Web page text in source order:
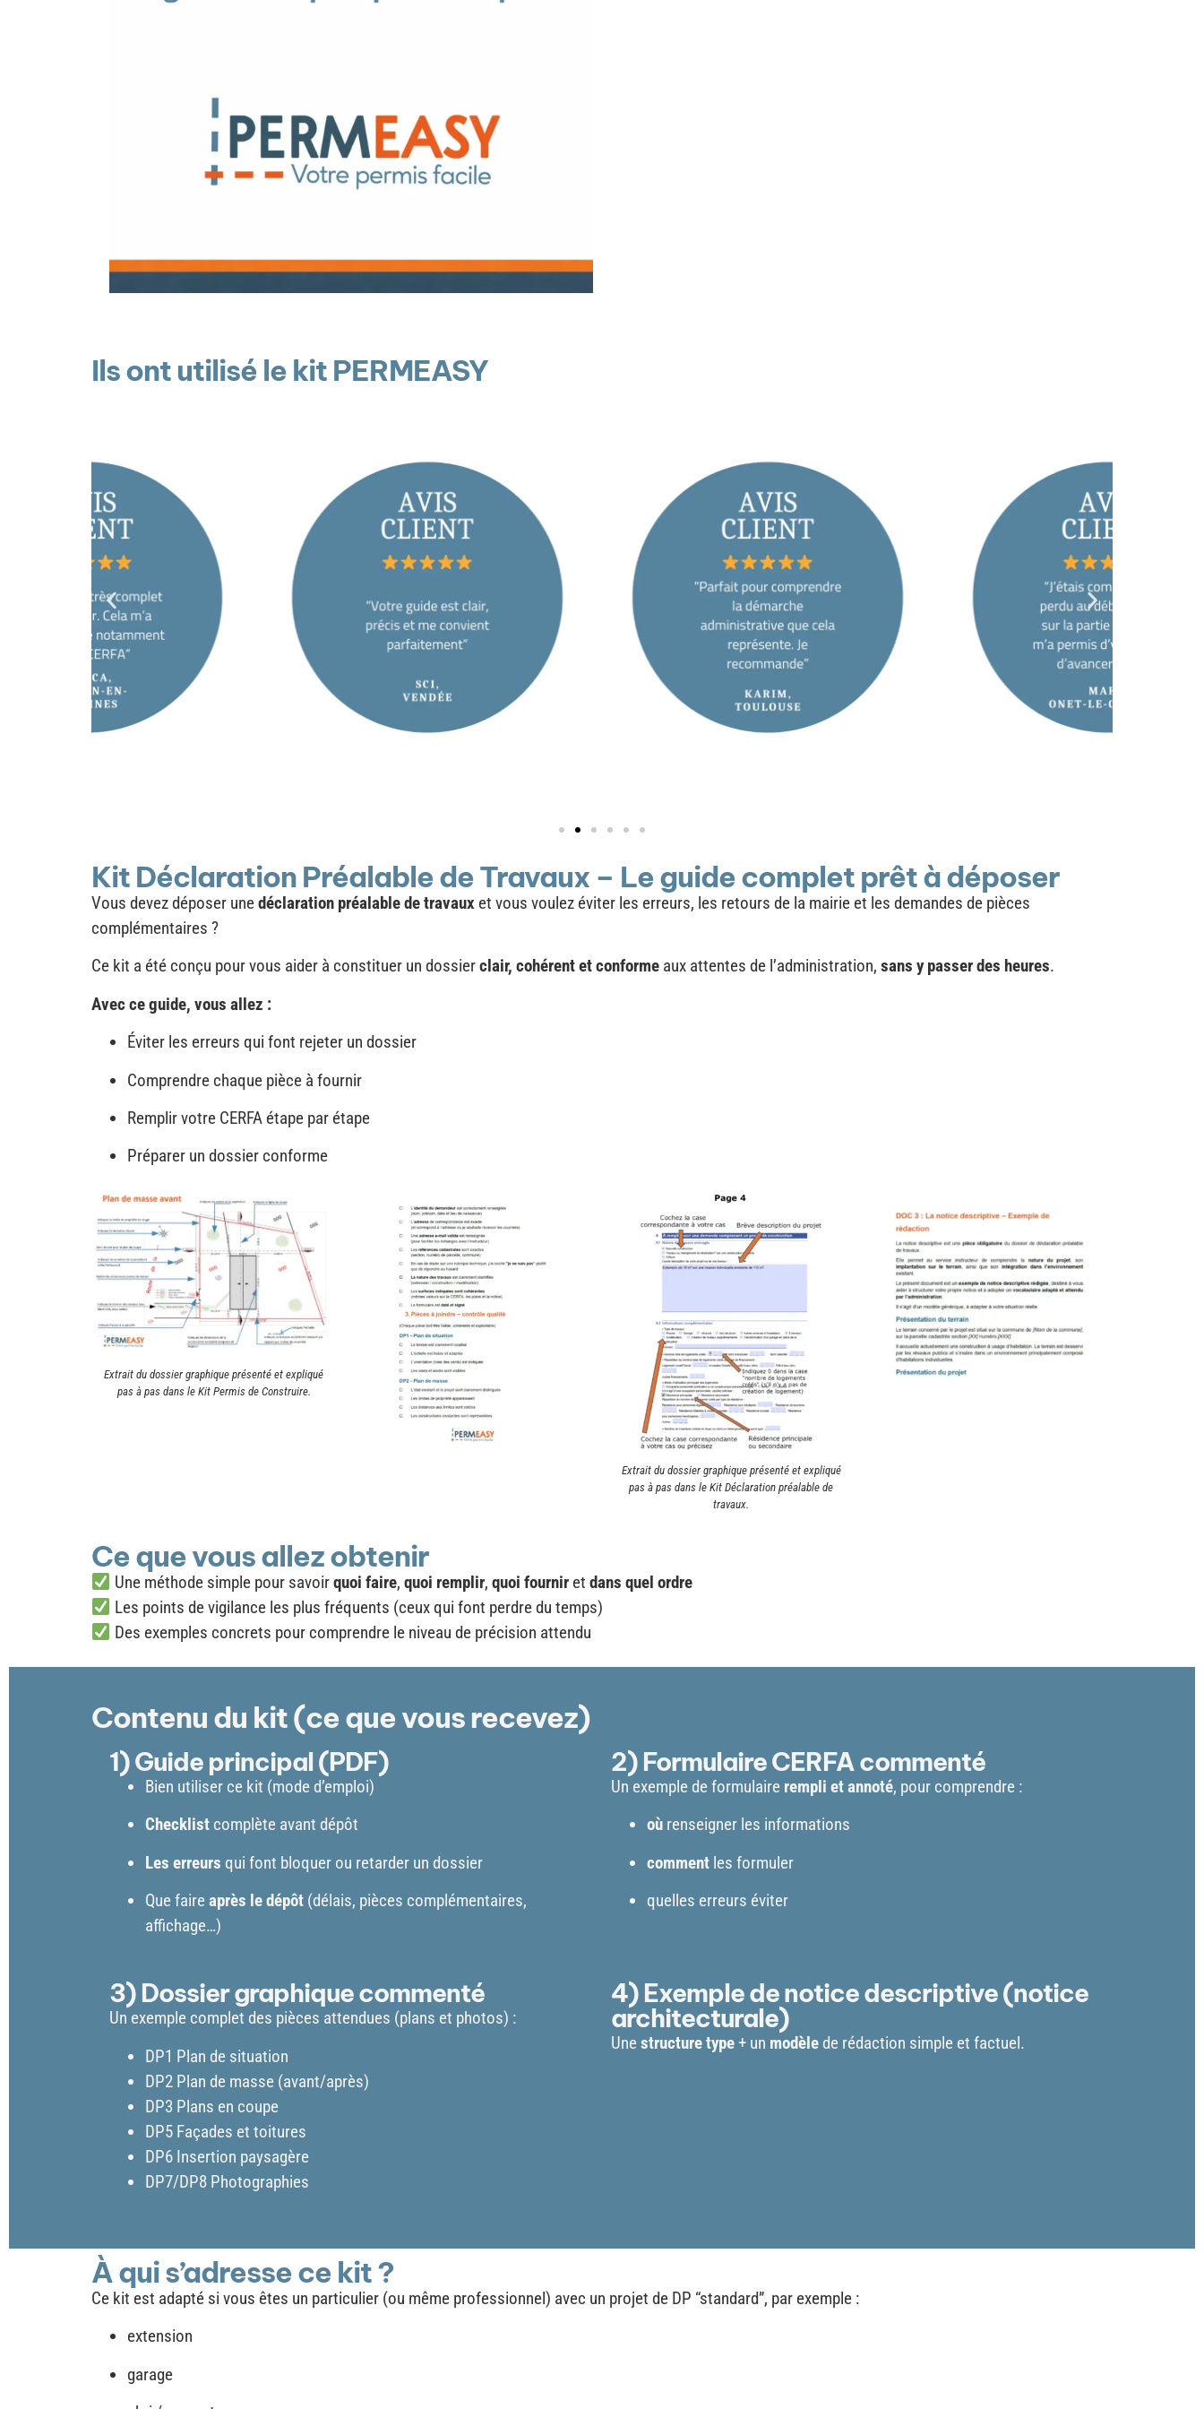
Ils ont utilisé le kit PERMEASY
Kit Déclaration Préalable de Travaux – Le guide complet prêt à déposer
Vous devez déposer unedéclaration préalable de travaux et vous voulez éviter les erreurs, les retours de la mairie et les demandes de pièces
complémentaires ?
Ce kit a été conçu pour vous aider à constituer un dossierclair, cohérent et conforme aux attentes de l’administration, sans y passer des heures.
Avec ce guide, vous allez :
Éviter les erreurs qui font rejeter un dossier
Comprendre chaque pièce à fournir
Remplir votre CERFA étape par étape
Préparer un dossier conforme
Extrait du dossier graphique présenté et expliqué
pas à pas dans le Kit Permis de Construire.
Extrait du dossier graphique présenté et expliqué
pas à pas dans le Kit Déclaration préalable de
travaux.
Ce que vous allez obtenir
Une méthode simple pour savoirquoi faire, quoi remplir, quoi fourniret dans quel ordre
Les points de vigilance les plus fréquents (ceux qui font perdre du temps)
Des exemples concrets pour comprendre le niveau de précision attendu
Contenu du kit (ce que vous recevez)
1) Guide principal (PDF)
Bien utiliser ce kit (mode d’emploi)
Checklist complète avant dépôt
Les erreurs qui font bloquer ou retarder un dossier
Que faireaprès le dépôt (délais, pièces complémentaires,
affichage…)
2) Formulaire CERFA commenté
Un exemple de formulaire rempli et annoté, pour comprendre :
où renseigner les informations
comment les formuler
quelles erreurs éviter
3) Dossier graphique commenté
Un exemple complet des pièces attendues (plans et photos) :
DP1 Plan de situation
DP2 Plan de masse (avant/après)
DP3 Plans en coupe
DP5 Façades et toitures
DP6 Insertion paysagère
DP7/DP8 Photographies
4) Exemple de notice descriptive (notice
architecturale)
Unestructure type+ un modèle de rédaction simple et factuel.
À qui s’adresse ce kit ?
Ce kit est adapté si vous êtes un particulier (ou même professionnel) avec un projet de DP “standard”, par exemple :
extension
garage